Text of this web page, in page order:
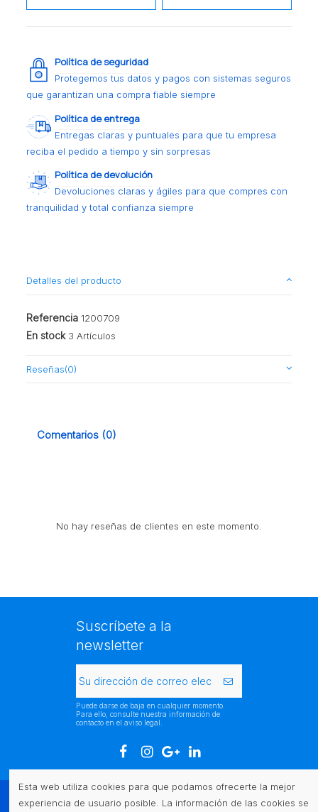
Política de seguridad
Protegemos tus datos y pagos con sistemas seguros
que garantizan una compra fiable siempre
Política de entrega
Entregas claras y puntuales para que tu empresa
reciba el pedido a tiempo y sin sorpresas
Política de devolución
Devoluciones claras y ágiles para que compres con
tranquilidad y total confianza siempre
Detalles del producto
Referencia 1200709
En stock 3 Artículos
Reseñas(0)
Comentarios (0)
No hay reseñas de clientes en este momento.
Suscríbete a la
newsletter
Puede darse de baja en cualquier momento.
Para ello, consulte nuestra información de
contacto en el aviso legal.
Atención al cliente
Esta web utiliza cookies para que podamos ofrecerte la mejor
experiencia de usuario posible. La información de las cookies se